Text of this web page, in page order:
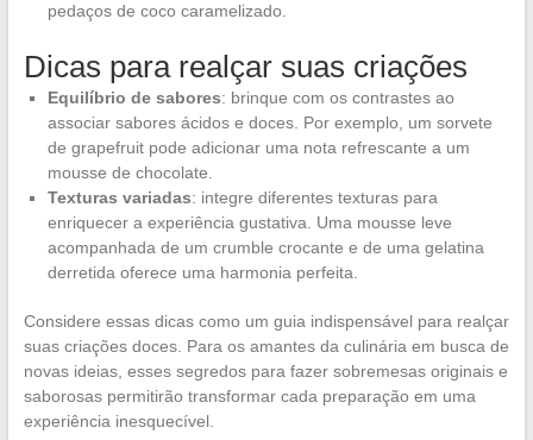
pedaços de coco caramelizado.
Dicas para realçar suas criações
Equilíbrio de sabores: brinque com os contrastes ao
associar sabores ácidos e doces. Por exemplo, um sorvete
de grapefruit pode adicionar uma nota refrescante a um
mousse de chocolate.
Texturas variadas: integre diferentes texturas para
enriquecer a experiência gustativa. Uma mousse leve
acompanhada de um crumble crocante e de uma gelatina
derretida oferece uma harmonia perfeita.
Considere essas dicas como um guia indispensável para realçar
suas criações doces. Para os amantes da culinária em busca de
novas ideias, esses segredos para fazer sobremesas originais e
saborosas permitirão transformar cada preparação em uma
experiência inesquecível.